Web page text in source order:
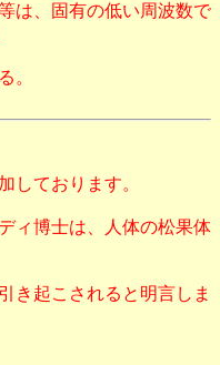
は、固有の低い周波数で
。
しております。
ィ博士は、人体の松果体
き起こされると明言しま